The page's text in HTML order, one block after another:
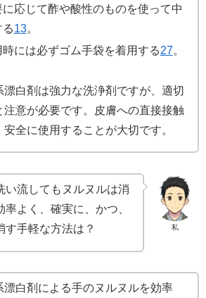
に応じて酢や酸性のものを使って中
13。
時には必ずゴム手袋を着用する27。
漂白剤は強力な洗浄剤ですが、適切
注意が必要です。皮膚への直接接触
安全に使用することが大切です。
私
い流してもヌルヌルは消
よく、確実に、かつ、
す手軽な方法は？
漂白剤による手のヌルヌルを効率